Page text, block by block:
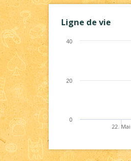
Ligne de vie
22. Mai
0
20
40